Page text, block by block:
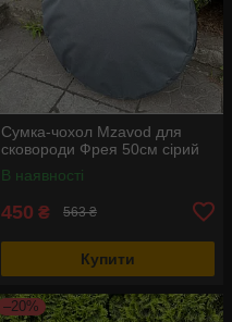
Сумка-чохол Mzavod для
сковороди Фрея 50см сірий
В наявності
450 ₴ 563 ₴
Купити
–20%